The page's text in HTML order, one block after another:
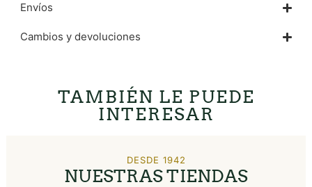
Envíos
Cambios y devoluciones
TAMBIÉN LE PUEDE
INTERESAR
DESDE 1942
NUESTRAS TIENDAS